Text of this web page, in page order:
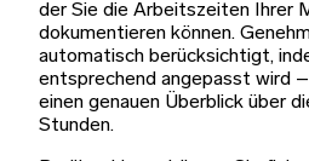
der Sie die Arbeitszeiten Ihrer
dokumentieren können.
automatisch berücksichtigt,
entsprechend angepasst wird
einen genauen Überblick über
Stunden.